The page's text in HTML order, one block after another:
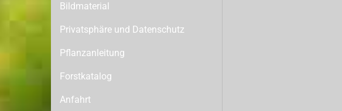
Bildmaterial
Privatsphäre und Datenschutz
Pflanzanleitung
Forstkatalog
Anfahrt